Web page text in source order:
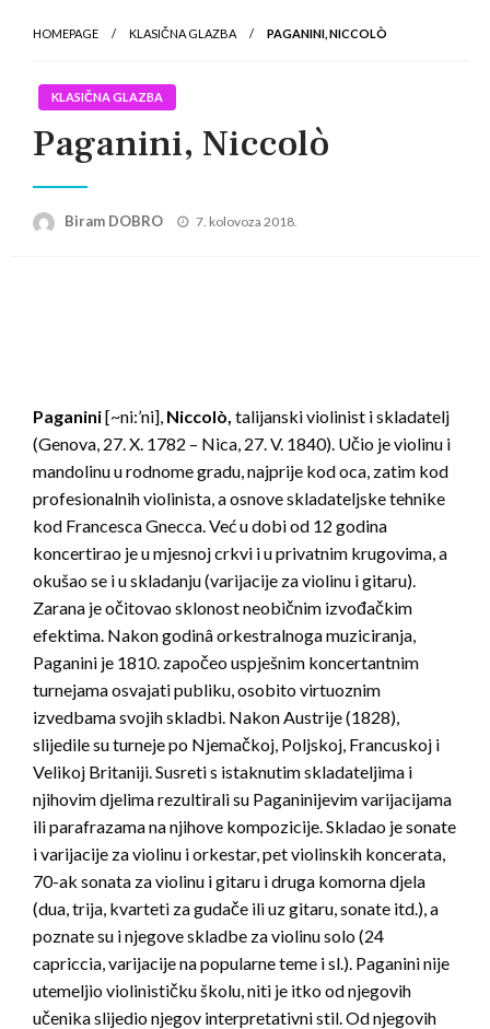
HOMEPAGE KLASIČNA GLAZBA PAGANINI, NICCOLÒ
KLASIČNA GLAZBA
Paganini, Niccolò
Biram DOBRO
Posted
7. kolovoza 2018.
Paganini[~ni:’ni], Niccolò, talijanski violinist i skladatelj
(Genova, 27. X. 1782 – Nica, 27. V. 1840). Učio je violinu i
mandolinu u rodnome gradu, najprije kod oca, zatim kod
profesionalnih violinista, a osnove skladateljske tehnike
kod Francesca Gnecca. Već u dobi od 12 godina
koncertirao je u mjesnoj crkvi i u privatnim krugovima, a
okušao se i u skladanju (varijacije za violinu i gitaru).
Zarana je očitovao sklonost neobičnim izvođačkim
efektima. Nakon godinâ orkestralnoga muziciranja,
Paganini je 1810. započeo uspješnim koncertantnim
turnejama osvajati publiku, osobito virtuoznim
izvedbama svojih skladbi. Nakon Austrije (1828),
slijedile su turneje po Njemačkoj, Poljskoj, Francuskoj i
Velikoj Britaniji. Susreti s istaknutim skladateljima i
njihovim djelima rezultirali su Paganinijevim varijacijama
ili parafrazama na njihove kompozicije. Skladao je sonate
i varijacije za violinu i orkestar, pet violinskih koncerata,
70-ak sonata za violinu i gitaru i druga komorna djela
(dua, trija, kvarteti za gudače ili uz gitaru, sonate itd.), a
poznate su i njegove skladbe za violinu solo (24
capriccia, varijacije na popularne teme i sl.). Paganini nije
utemeljio violinističku školu, niti je itko od njegovih
učenika slijedio njegov interpretativni stil. Od njegovih